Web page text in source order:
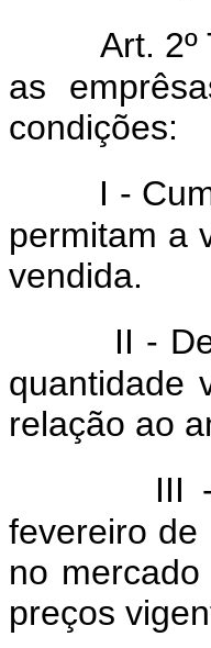
Art.
as
condições:
I -
permitam a
vendida.
II -
quantidade
relação ao
III
fevereiro
no
preços